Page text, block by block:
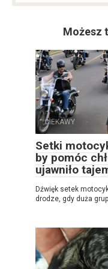
Możesz
CIEKAWY
Setki
by pomóc
ujawniło
Dźwięk setek
drodze, gdy duża